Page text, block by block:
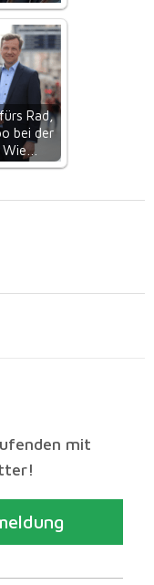
Rad,
bei der
Wie…
mit